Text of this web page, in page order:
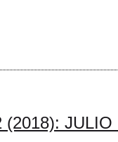
(2018):